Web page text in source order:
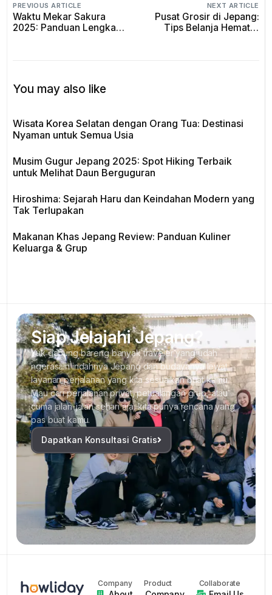
PREVIOUS ARTICLE
Waktu Mekar Sakura
2025: Panduan Lengkap
NEXT ARTICLE
Pusat Grosir di Jepang:
Tips Belanja Hemat &
You may also like
Wisata Korea Selatan dengan Orang Tua: Destinasi
Nyaman untuk Semua Usia
Musim Gugur Jepang 2025: Spot Hiking Terbaik
untuk Melihat Daun Berguguran
Hiroshima: Sejarah Haru dan Keindahan Modern yang
Tak Terlupakan
Makanan Khas Jepang Review: Panduan Kuliner
Keluarga & Grup
Siap Jelajahi Jepang?
Yuk gabung bareng banyak traveler yang udah
ngerasain indahnya Jepang dan budayanya lewat
layanan perjalanan yang kita sesuaikan buat kamu.
Mau cari perjalanan privat, petualangan grup, atau
cuma jalan-jalan sehari aja, kita punya rencana yang
pas buat kamu.
Dapatkan Konsultasi Gratis
Company Product Collaborate